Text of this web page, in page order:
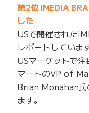
第2位 iMEDIA
した
USで開催された
レポートしていま
USマーケットで
マートのVP of
Brian Monahan氏
ます。